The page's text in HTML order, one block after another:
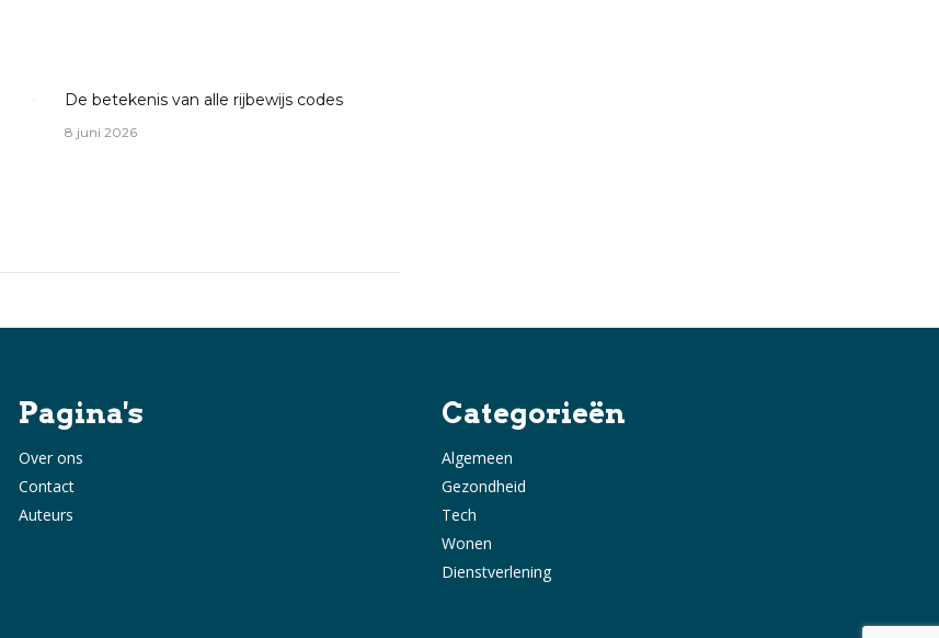
De betekenis van alle rijbewijs codes
8 juni 2026
Pagina's
Over ons
Contact
Auteurs
Categorieën
Algemeen
Gezondheid
Tech
Wonen
Dienstverlening